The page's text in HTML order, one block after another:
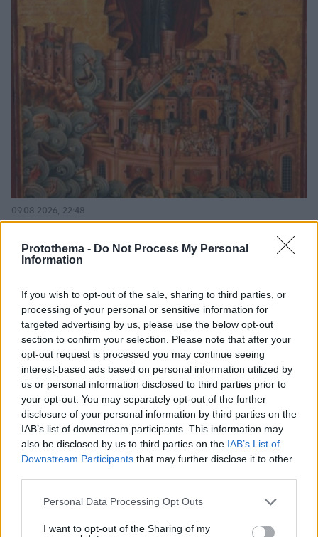
Protothema - Do Not Process My Personal
Information
If you wish to opt-out of the sale, sharing to third parties, or
processing of your personal or sensitive information for
targeted advertising by us, please use the below opt-out
section to confirm your selection. Please note that after your
opt-out request is processed you may continue seeing
interest-based ads based on personal information utilized by
us or personal information disclosed to third parties prior to
your opt-out. You may separately opt-out of the further
disclosure of your personal information by third parties on the
IAB’s list of downstream participants. This information may
also be disclosed by us to third parties on the IAB’s List of
Downstream Participants that may further disclose it to other
Please note that this website/app uses one or more Google
not limited to your visit or usage behaviour. You may click to
Personal Data Processing Opt Outs
I want to opt-out of the Sharing of my
1.400 χρόνια, που γέννησε τον Ακάθιστο Ύμνο
09.08.2026, 22:48